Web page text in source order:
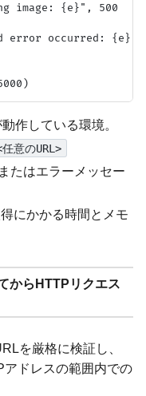
image: {e}", 500
error occurred: {e}",
作している環境。
意のURL>
たはエラーメッセー
にかかる時間とメモ
からHTTPリクエス
を厳格に検証し、
ドレスの範囲内での